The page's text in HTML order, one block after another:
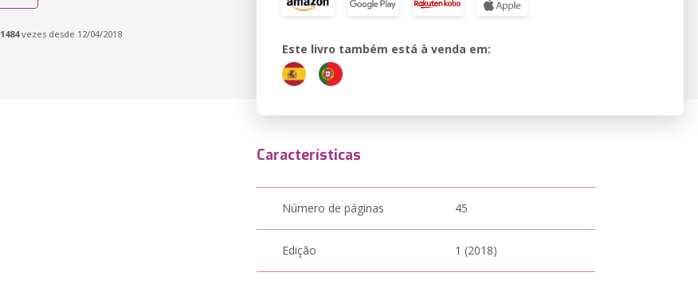
1484vezes desde 12/04/2018
Este livro também está à venda em:
Características
Número de páginas 45
Edição 1 (2018)